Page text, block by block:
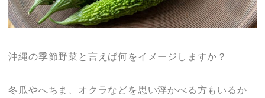
沖縄の季節野菜と言えば何をイメージしますか？
冬瓜やへちま、オクラなどを思い浮かべる方もいるか